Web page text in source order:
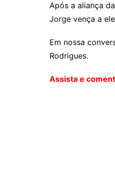
Após a aliança
Jorge vença a
Em nossa
Rodrigues.
Assista e